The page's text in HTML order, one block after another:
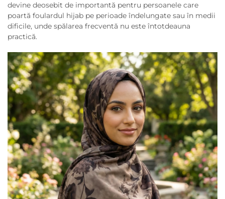
devine deosebit de importantă pentru persoanele care
poartă foulardul hijab pe perioade îndelungate sau în medii
dificile, unde spălarea frecventă nu este întotdeauna
practică.